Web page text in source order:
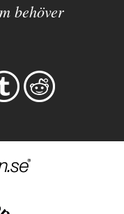
behöver